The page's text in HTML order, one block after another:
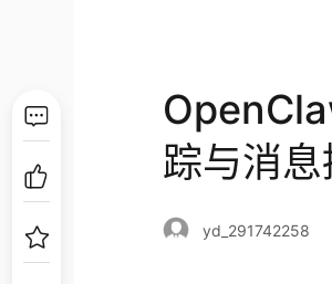
踪与消
yd_291742258